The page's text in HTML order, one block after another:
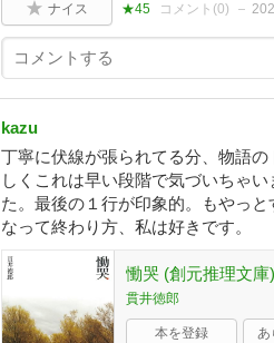
ナイス ★45 コメント(0)
kazu
丁寧に伏線が張られてる分、物語
しくこれは早い段階で気づいちゃ
た。最後の１行が印象的。もやっ
なって終わり方、私は好きです。
慟哭 (創元推理文
貫井徳郎
本を登録 あ